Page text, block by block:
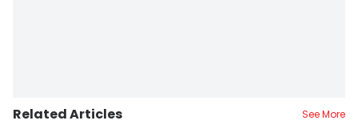
Related Articles See More